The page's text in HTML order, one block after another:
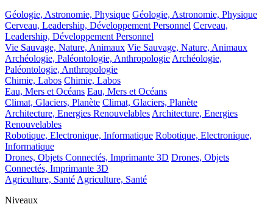
Géologie, Astronomie, Physique Géologie, Astronomie, Physique
Cerveau, Leadership, Développement Personnel Cerveau,
Leadership, Développement Personnel
Vie Sauvage, Nature, Animaux Vie Sauvage, Nature, Animaux
Archéologie, Paléontologie, AnthropologieArchéologie,
Paléontologie, Anthropologie
Chimie, Labos Chimie, Labos
Eau, Mers et Océans Eau, Mers et Océans
Climat, Glaciers, Planète Climat, Glaciers, Planète
Architecture, Energies RenouvelablesArchitecture, Energies
Renouvelables
Robotique, Electronique, Informatique Robotique, Electronique,
Informatique
Drones, Objets Connectés, Imprimante 3D Drones, Objets
Connectés, Imprimante 3D
Agriculture, SantéAgriculture, Santé
Niveaux